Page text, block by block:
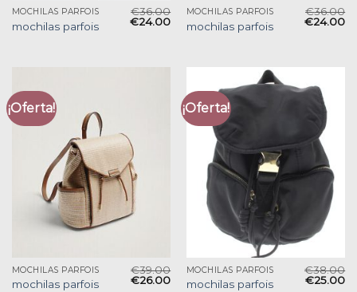
MOCHILAS PARFOIS
mochilas parfois
€36.00
€24.00
MOCHILAS PARFOIS
mochilas parfois
€36.00
€24.00
¡Oferta!
MOCHILAS PARFOIS
mochilas parfois
€39.00
€26.00
¡Oferta!
MOCHILAS PARFOIS
mochilas parfois
€38.00
€25.00